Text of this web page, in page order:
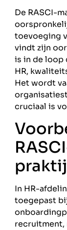
De RASCI-
toevoeging
vindt zijn
is in de loop
HR,
Het wordt
cruciaal is
In HR-
toegepast
recruitment,